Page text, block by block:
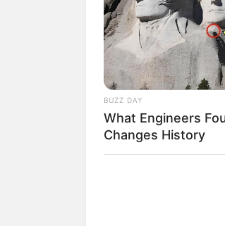
TEMAS
NOTICIAS
BUZZ DAY
What Engineers
Changes History